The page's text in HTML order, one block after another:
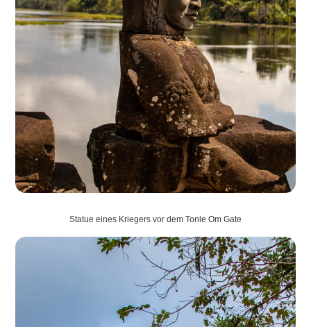
Statue eines Kriegers vor dem Tonle Om Gate